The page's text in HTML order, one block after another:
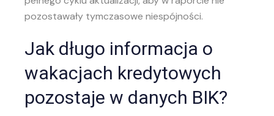
pozostawały tymczasowe niespójności.
Jak długo informacja o
wakacjach kredytowych
pozostaje w danych BIK?